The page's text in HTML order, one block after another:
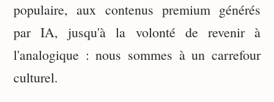
populaire, aux contenus premium générés
par IA, jusqu'à la volonté de revenir à
l'analogique : nous sommes à un carrefour
culturel.